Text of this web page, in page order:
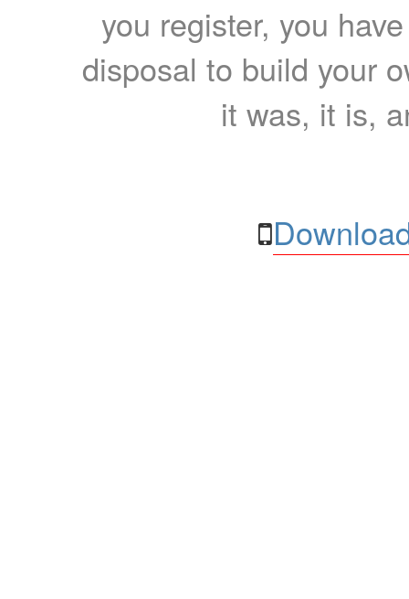
you register, you
disposal to build your
it was, it is,